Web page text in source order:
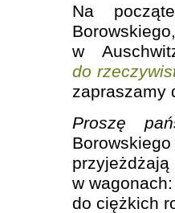
Na
w
do
zapraszamy
Proszę
w
do ciężkich